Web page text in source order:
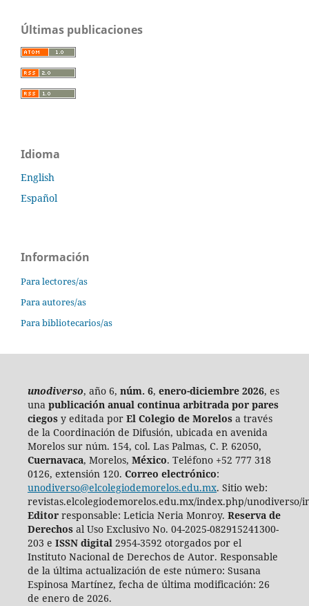
Últimas publicaciones
Idioma
English
Español
Información
Para lectores/as
Para autores/as
Para bibliotecarios/as
unodiverso, año 6, núm. 6, enero-diciembre 2026, es
unapublicación anual continua arbitrada por pares
ciegosy editada por El Colegio de Morelosa través
de la Coordinación de Difusión, ubicada en avenida
Morelos sur núm. 154, col. Las Palmas, C. P. 62050,
Cuernavaca, Morelos, México. Teléfono +52 777 318
0126, extensión 120. Correo electrónico:
unodiverso@elcolegiodemorelos.edu.mx. Sitio web:
revistas.elcolegiodemorelos.edu.mx/index.php/unodiverso/
Editor responsable: Leticia Neria Monroy. Reserva de
Derechosal Uso Exclusivo No. 04-2025-082915241300-
203 e ISSN digital2954-3592 otorgados por el
Instituto Nacional de Derechos de Autor. Responsable
de la última actualización de este número: Susana
Espinosa Martínez, fecha de última modificación: 26
de enero de 2026.